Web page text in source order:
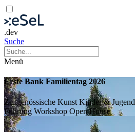
.dev
Suche
Menü
Erste Bank Familientag 2026
Zeitgenössische Kunst Kinder & Jugend
Führung Workshop Open House